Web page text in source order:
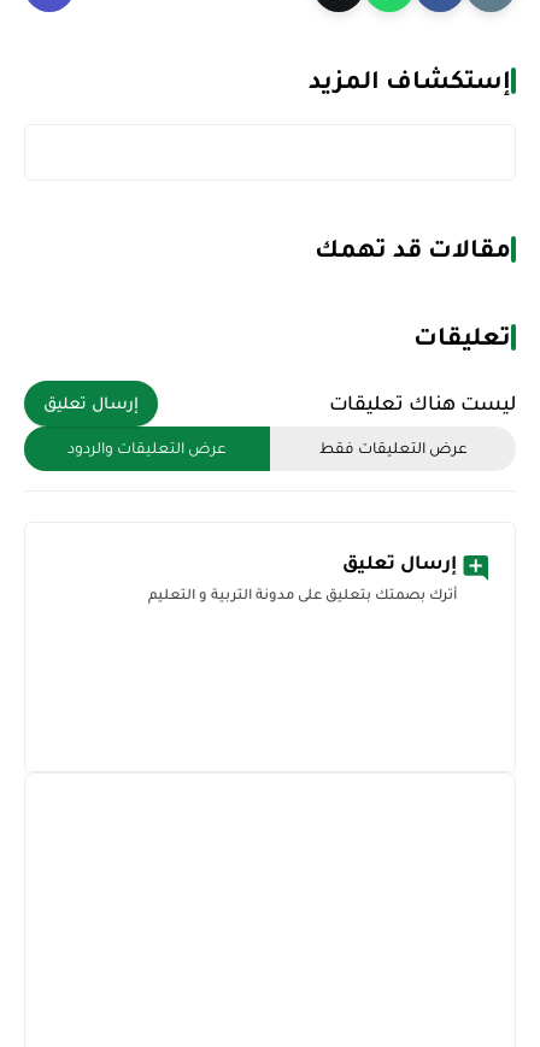
إستكشاف المزيد
مقالات قد تهمك
تعليقات
ليست هناك تعليقات إرسال تعليق
عرض التعليقات فقط عرض التعليقات والردود
إرسال تعليق
أترك بصمتك بتعليق على مدونة التربية و التعليم